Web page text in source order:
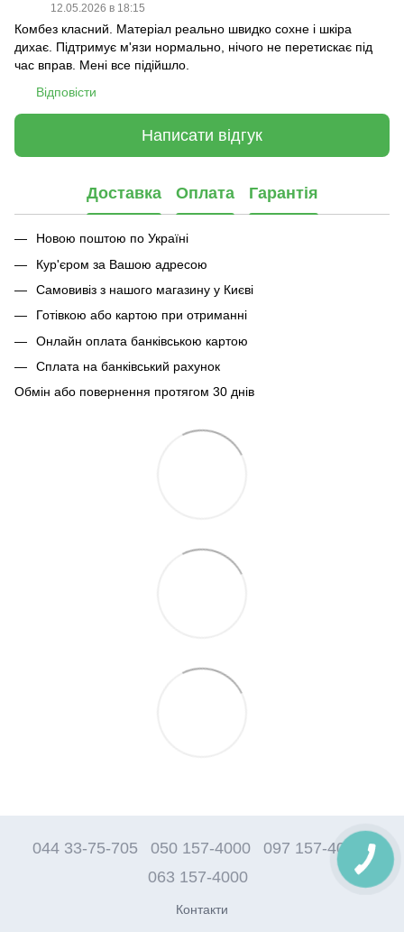
12.05.2026 в 18:15
Комбез класний. Матеріал реально швидко сохне і шкіра
дихає. Підтримує м'язи нормально, нічого не перетискає під
час вправ. Мені все підійшло.
Відповісти
Написати відгук
Доставка Оплата Гарантія
Новою поштою по Україні
Кур'єром за Вашою адресою
Самовивіз з нашого магазину у Києві
Готівкою або картою при отриманні
Онлайн оплата банківською картою
Сплата на банківський рахунок
Обмін або повернення протягом 30 днів
044 33-75-705 050 157-4000
097 157-4000
063 157-4000
Контакти